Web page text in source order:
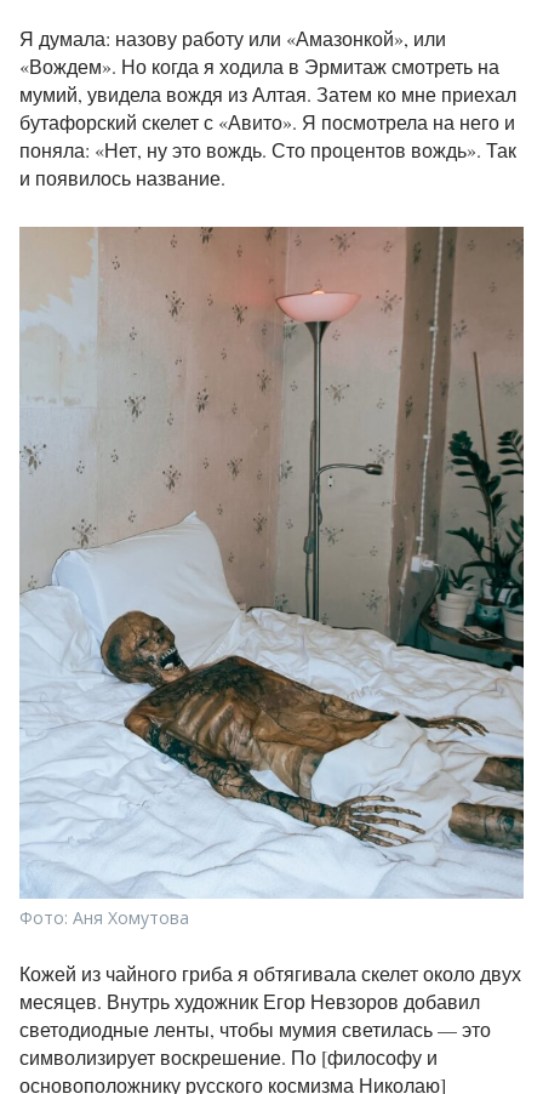
Я думала: назову работу или «Амазонкой», или
«Вождем». Но когда я ходила в Эрмитаж смотреть на
мумий, увидела вождя из Алтая. Затем ко мне приехал
бутафорский скелет с «Авито». Я посмотрела на него и
поняла: «Нет, ну это вождь. Сто процентов вождь». Так
и появилось название.
Фото: Аня Хомутова
Кожей из чайного гриба я обтягивала скелет около двух
месяцев. Внутрь художник Егор Невзоров добавил
светодиодные ленты, чтобы мумия светилась — это
символизирует воскрешение. По [философу и
основоположнику русского космизма Николаю]